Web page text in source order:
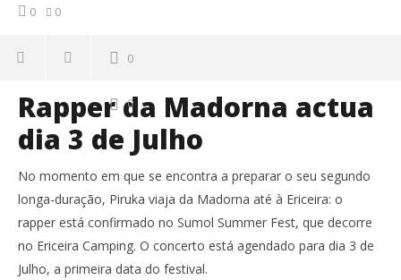
0 0
0
0
Rapper da Madorna actua
dia 3 de Julho
No momento em que se encontra a preparar o seu segundo
longa-duração, Piruka viaja da Madorna até à Ericeira: o
rapper está confirmado no Sumol Summer Fest, que decorre
no Ericeira Camping. O concerto está agendado para dia 3 de
Julho, a primeira data do festival.